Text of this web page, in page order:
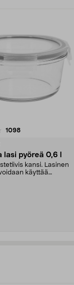
1098arvostelut
lasi pyöreä 0,6 l
kansi. Lasinen
käyttää
4.5 viidestä